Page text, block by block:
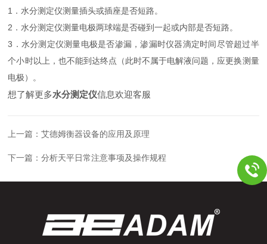
1．水分测定仪测量插头或插座是否短路。
2．水分测定仪测量电极两球端是否碰到一起或内部是否短路。
3．水分测定仪测量电极是否渗漏，渗漏时仪器滴定时间尽管超过半
个小时以上，也不能到达终点（此时不属于电解液问题，应更换测量
电极）。
想了解更多水分测定仪信息欢迎客服
上一篇：艾德姆衡器设备的应用及原理
下一篇：分析天平日常注意事项及操作规程